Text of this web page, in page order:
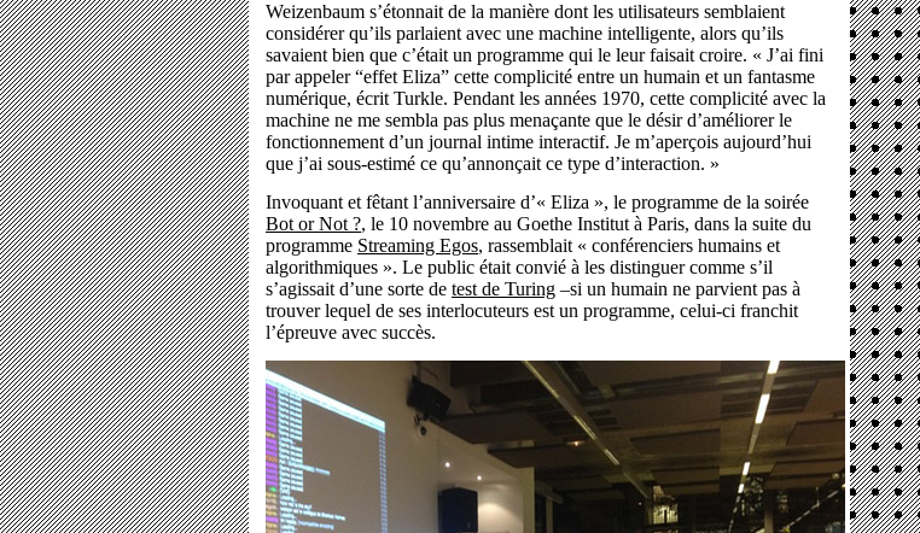
Weizenbaum s’étonnait de la manière dont les utilisateurs semblaient
considérer qu’ils parlaient avec une machine intelligente, alors qu’ils
savaient bien que c’était un programme qui le leur faisait croire. « J’ai fini
par appeler “effet Eliza” cette complicité entre un humain et un fantasme
numérique, écrit Turkle. Pendant les années 1970, cette complicité avec la
machine ne me sembla pas plus menaçante que le désir d’améliorer le
fonctionnement d’un journal intime interactif. Je m’aperçois aujourd’hui
que j’ai sous-estimé ce qu’annonçait ce type d’interaction. »
Invoquant et fêtant l’anniversaire d’« Eliza », le programme de la soirée
Bot or Not ?, le 10 novembre au Goethe Institut à Paris, dans la suite du
programme Streaming Egos, rassemblait « conférenciers humains et
algorithmiques ». Le public était convié à les distinguer comme s’il
s’agissait d’une sorte de test de Turing –si un humain ne parvient pas à
trouver lequel de ses interlocuteurs est un programme, celui-ci franchit
l’épreuve avec succès.